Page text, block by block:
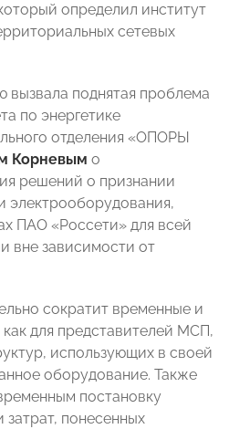
определил институт
сетевых
поднятая проблема
по энергетике
отделения «ОПОРЫ
Корневым о
решений о признании
электрооборудования,
ПАО «Россети» для всей
вне зависимости от
сократит временные и
для представителей МСП,
использующих в своей
оборудование. Также
постановку
понесенных